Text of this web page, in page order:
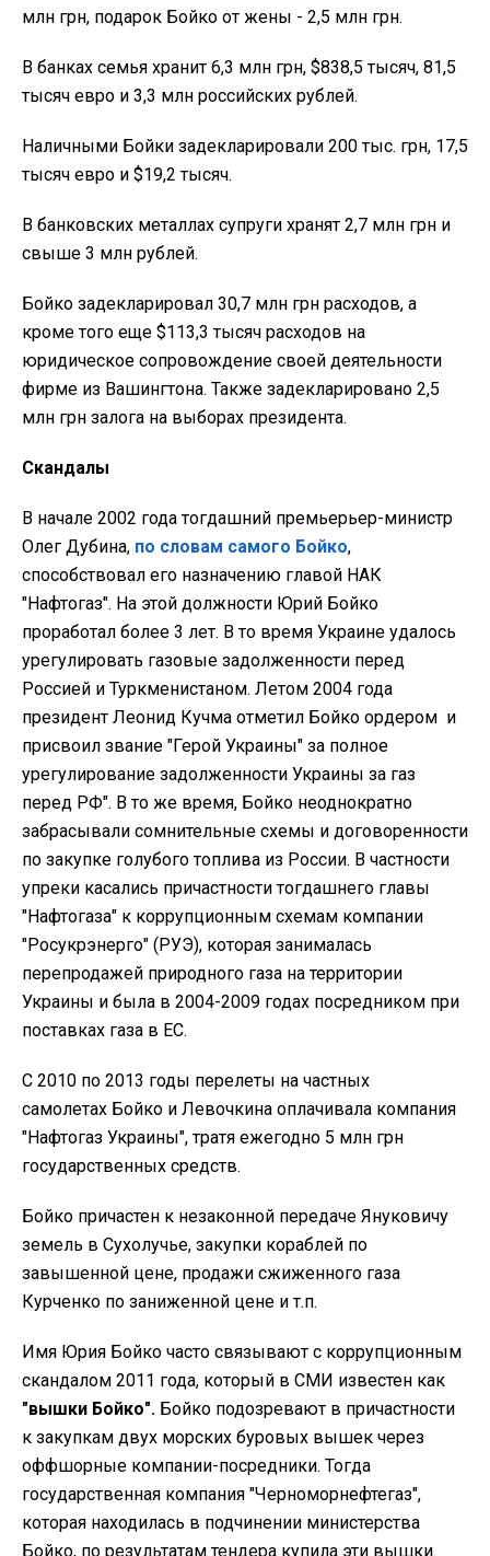
млн грн, подарок Бойко от жены - 2,5 млн грн.
В банках семья хранит 6,3 млн грн, $838,5 тысяч, 81,5
тысяч евро и 3,3 млн российских рублей.
Наличными Бойки задекларировали 200 тыс. грн, 17,5
тысяч евро и $19,2 тысяч.
В банковских металлах супруги хранят 2,7 млн грн и
свыше 3 млн рублей.
Бойко задекларировал 30,7 млн грн расходов, а
кроме того еще $113,3 тысяч расходов на
юридическое сопровождение своей деятельности
фирме из Вашингтона. Также задекларировано 2,5
млн грн залога на выборах президента.
Скандалы
В начале 2002 года тогдашний премьерьер-министр
Олег Дубина, по словам самого Бойко,
способствовал его назначению главой НАК
"Нафтогаз". На этой должности Юрий Бойко
проработал более 3 лет. В то время Украине удалось
урегулировать газовые задолженности перед
Россией и Туркменистаном. Летом 2004 года
президент Леонид Кучма отметил Бойко ордером и
присвоил звание "Герой Украины" за полное
урегулирование задолженности Украины за газ
перед РФ". В то же время, Бойко неоднократно
забрасывали сомнительные схемы и договоренности
по закупке голубого топлива из России. В частности
упреки касались причастности тогдашнего главы
"Нафтогаза" к коррупционным схемам компании
"Росукрэнерго" (РУЭ), которая занималась
перепродажей природного газа на территории
Украины и была в 2004-2009 годах посредником при
поставках газа в ЕС.
С 2010 по 2013 годы перелеты на частных
самолетах Бойко и Левочкина оплачивала компания
"Нафтогаз Украины", тратя ежегодно 5 млн грн
государственных средств.
Бойко причастен к незаконной передаче Януковичу
земель в Сухолучье, закупки кораблей по
завышенной цене, продажи сжиженного газа
Курченко по заниженной цене и т.п.
Имя Юрия Бойко часто связывают с коррупционным
скандалом 2011 года, который в СМИ известен как
"вышки Бойко". Бойко подозревают в причастности
к закупкам двух морских буровых вышек через
оффшорные компании-посредники. Тогда
государственная компания "Черноморнефтегаз",
которая находилась в подчинении министерства
Бойко, по результатам тендера купила эти вышки.